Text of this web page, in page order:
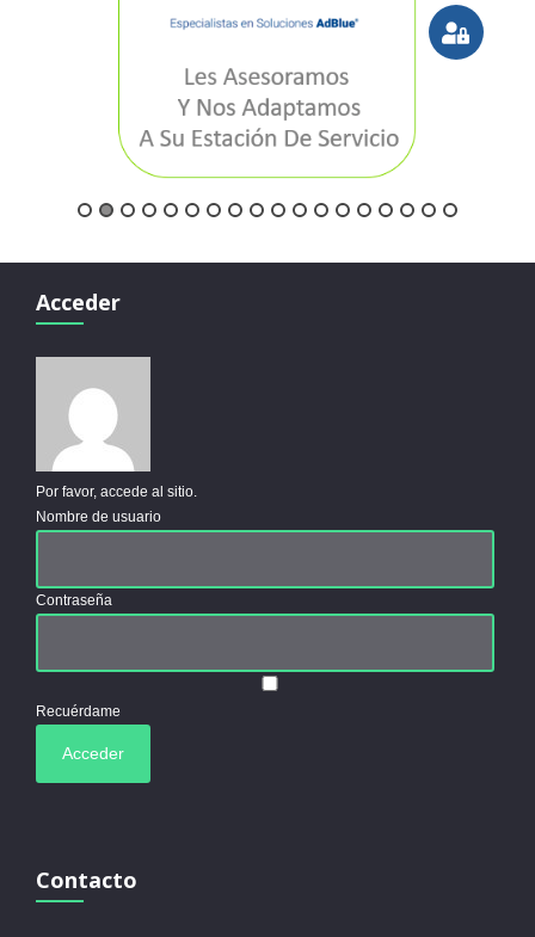
Acceder
Por favor, accede al sitio.
Nombre de usuario
Contraseña
Recuérdame
Contacto